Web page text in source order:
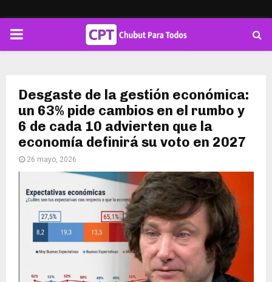
PRIMARY
Desgaste de la gestión económica:
un 63% pide cambios en el rumbo y
6 de cada 10 advierten que la
economía definirá su voto en 2027
26 mayo, 2026